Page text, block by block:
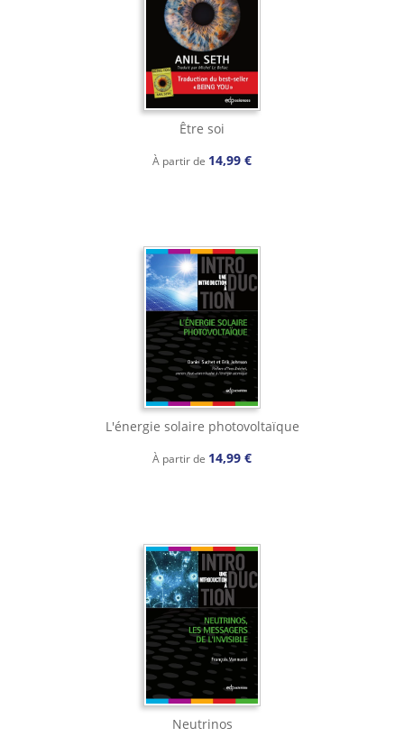
Être soi
À partir de 14,99 €
L'énergie solaire photovoltaïque
À partir de 14,99 €
Neutrinos